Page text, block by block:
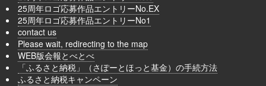
25周年ロゴ応募作品エントリーNo.EX
25周年ロゴ応募作品エントリーNo1
contact us
Please wait, redirecting to the map
WEB版会報とべとべ
「ふるさと納税」（さぽーとほっと基金）の手続方法
ふるさと納税キャンペーン